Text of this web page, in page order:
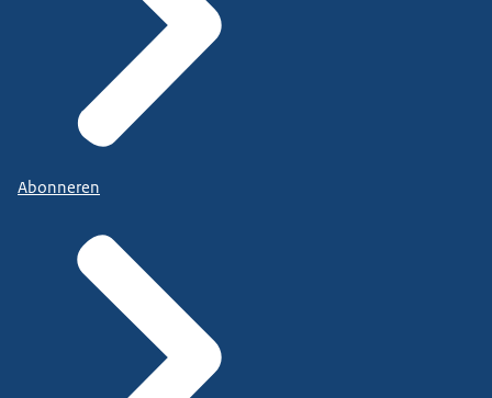
Ja. Die kant op. En stop. Ja, klopt.
(Het meisje heeft een wijzer verzet.)
Goed zo.
(Heba klapt in haar handen.)
(Heba loopt door een bibliotheek.)
Ik studeer momenteel psychologie.
Dat vind ik nodig, vooral na wat mensen in de
oorlog hebben meegemaakt.
Er zijn veel getraumatiseerde mensen en mensen
Abonneren